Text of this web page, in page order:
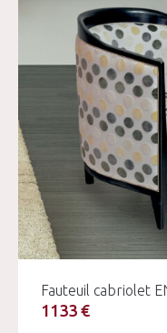
Fauteuil cabriolet
1133 €